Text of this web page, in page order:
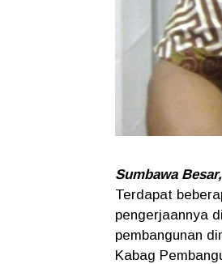
Sumbawa
Terdapat
pengerjaannya
pembangunan
Kabag